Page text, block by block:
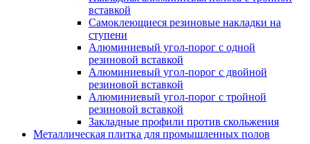
вставкой
Самоклеющиеся резиновые накладки на
ступени
Алюминиевый угол-порог с одной
резиновой вставкой
Алюминиевый угол-порог с двойной
резиновой вставкой
Алюминиевый угол-порог с тройной
резиновой вставкой
Закладные профили против скольжения
Металлическая плитка для промышленных полов